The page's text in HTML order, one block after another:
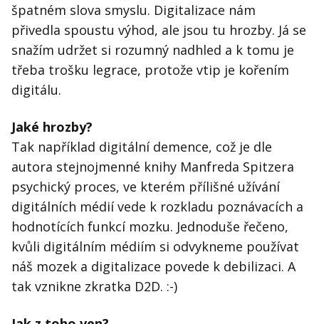
špatném slova smyslu. Digitalizace nám
přivedla spoustu výhod, ale jsou tu hrozby. Já se
snažím udržet si rozumný nadhled a k tomu je
třeba trošku legrace, protože vtip je kořením
digitálu.
Jaké hrozby?
Tak například digitální demence, což je dle
autora stejnojmenné knihy Manfreda Spitzera
psychický proces, ve kterém přílišné užívání
digitálních médií vede k rozkladu poznávacích a
hodnotících funkcí mozku. Jednoduše řečeno,
kvůli digitálním médiím si odvykneme používat
náš mozek a digitalizace povede k debilizaci. A
tak vznikne zkratka D2D. :-)